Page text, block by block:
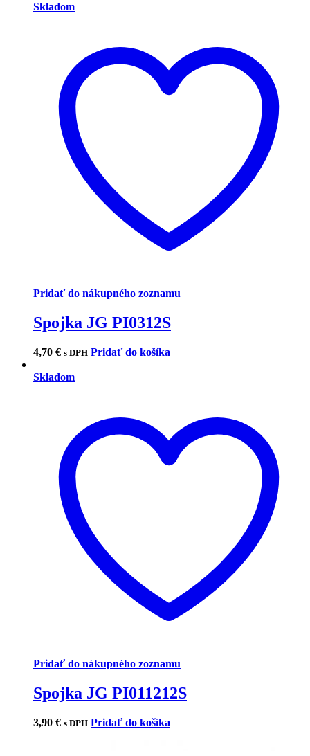
Skladom
Pridať do nákupného zoznamu
Spojka JG PI0312S
4,70 € s DPH Pridať do košíka
Skladom
Pridať do nákupného zoznamu
Spojka JG PI011212S
3,90 € s DPH Pridať do košíka